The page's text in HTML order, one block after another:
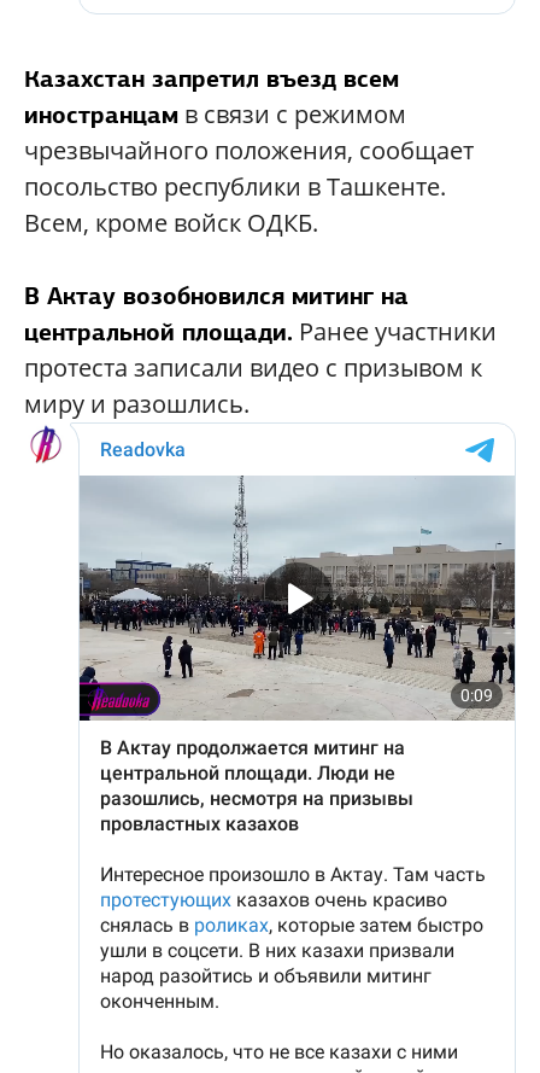
Казахстан запретил въезд всем
иностранцам в связи с режимом
чрезвычайного положения, сообщает
посольство республики в Ташкенте.
Всем, кроме войск ОДКБ.
В Актау возобновился митинг на
центральной площади. Ранее участники
протеста записали видео с призывом к
миру и разошлись.